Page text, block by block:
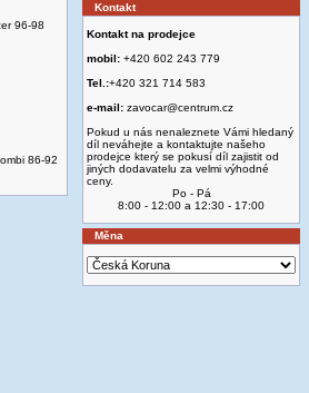
96-98
86-92
Kontakt
Kontakt na prodejce
mobil: +420 602 243 779
Tel.:+420 321 714 583
e-mail: zavocar@centrum.cz
Pokud u nás nenaleznete Vámi hledaný
díl neváhejte a kontaktujte našeho
prodejce který se pokusí díl zajistit od
jiných dodavatelu za velmi výhodné
ceny.
Po - Pá
8:00 - 12:00 a 12:30 - 17:00
Měna